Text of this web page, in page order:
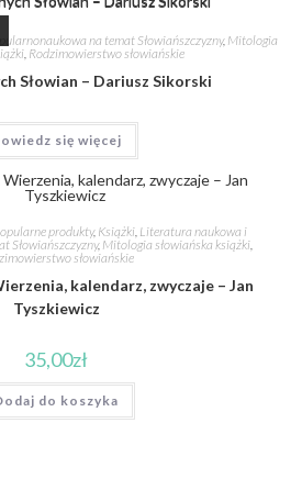
na temat Słowiańszczyzny, Mitologia
, Rodzimowierstwo słowiańskie
Słowian – Dariusz Sikorski
się więcej
produkty, Książki, Literatura naukowa i
Słowiańszczyzny, Mitologia słowiańska książki,
słowiańskie
kalendarz, zwyczaje – Jan
Tyszkiewicz
35,00zł
do koszyka